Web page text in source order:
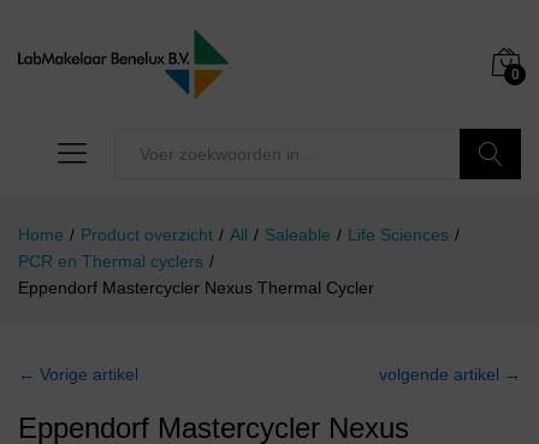
0
Home / Product overzicht / All / Saleable / Life Sciences /
PCR en Thermal cyclers /
Eppendorf Mastercycler Nexus Thermal Cycler
← Vorige artikel volgende artikel →
Eppendorf Mastercycler Nexus